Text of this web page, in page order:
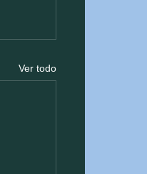
Ver todo